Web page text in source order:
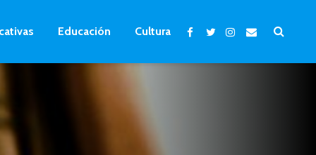
Educación Cultura